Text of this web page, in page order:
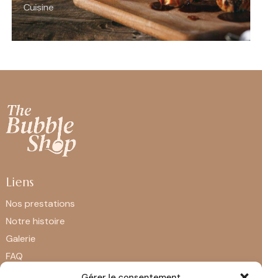
Cuisine
Liens
Nos prestations
Notre histoire
Galerie
FAQ